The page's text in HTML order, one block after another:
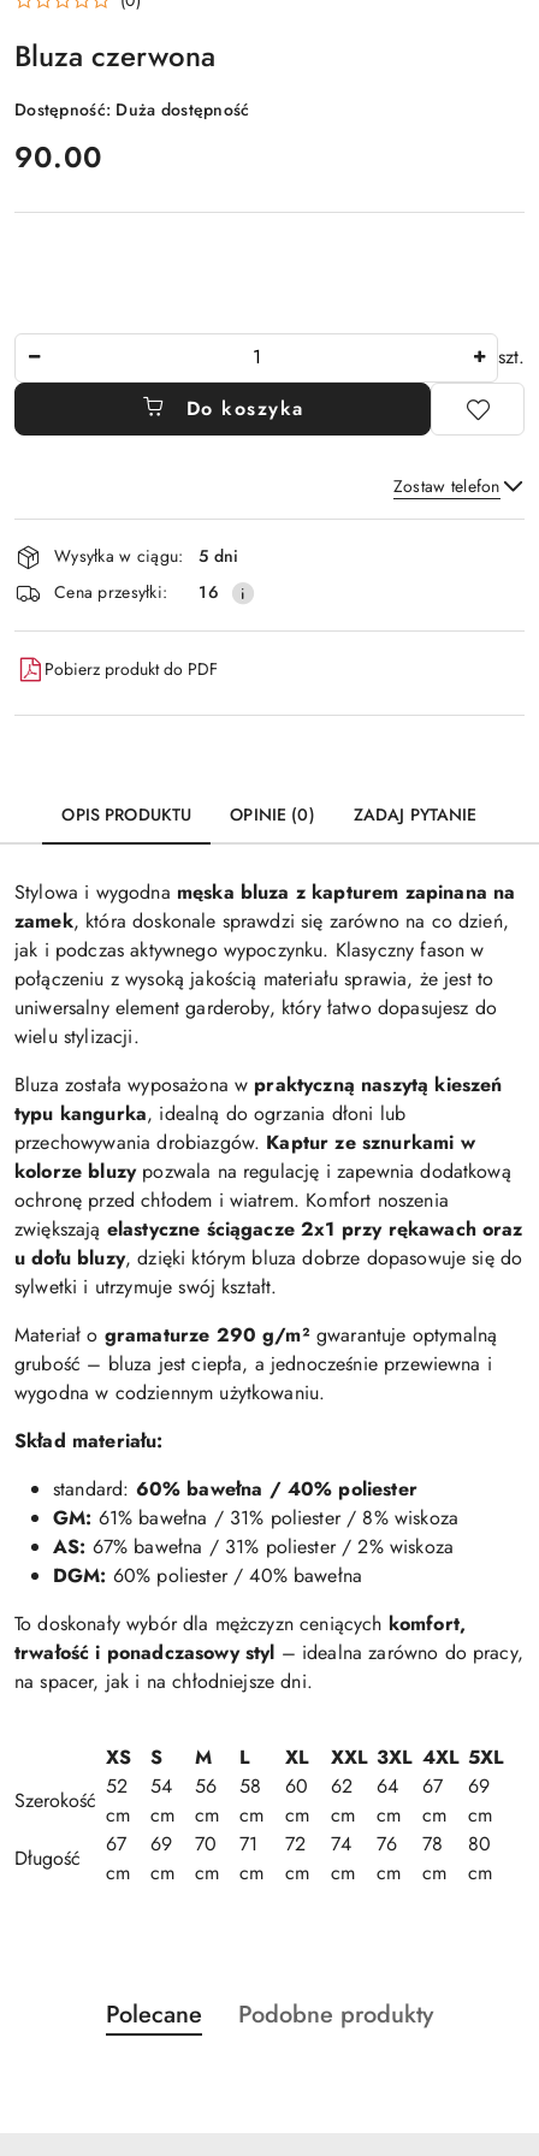
Bluza czerwona
Dostępność: Duża dostępność
cena:
90.00
szt.
Do koszyka
Zostaw telefon
Wyślij
Dostępność
i
dostawa
Wysyłka w ciągu:
5 dni
Cena przesyłki:
16
Pobierz produkt do PDF
OPIS PRODUKTU OPINIE (0) ZADAJ PYTANIE
Stylowa i wygodna męska bluza z kapturem zapinana na
zamek, która doskonale sprawdzi się zarówno na co dzień,
jak i podczas aktywnego wypoczynku. Klasyczny fason w
połączeniu z wysoką jakością materiału sprawia, że jest to
uniwersalny element garderoby, który łatwo dopasujesz do
wielu stylizacji.
Bluza została wyposażona w praktyczną naszytą kieszeń
typu kangurka, idealną do ogrzania dłoni lub
przechowywania drobiazgów. Kaptur ze sznurkami w
kolorze bluzypozwala na regulację i zapewnia dodatkową
ochronę przed chłodem i wiatrem. Komfort noszenia
zwiększają elastyczne ściągacze 2x1 przy rękawach oraz
u dołu bluzy, dzięki którym bluza dobrze dopasowuje się do
sylwetki i utrzymuje swój kształt.
Materiał o gramaturze 290 g/m² gwarantuje optymalną
grubość – bluza jest ciepła, a jednocześnie przewiewna i
wygodna w codziennym użytkowaniu.
Skład materiału:
standard: 60% bawełna / 40% poliester
GM: 61% bawełna / 31% poliester / 8% wiskoza
AS: 67% bawełna / 31% poliester / 2% wiskoza
DGM: 60% poliester / 40% bawełna
To doskonały wybór dla mężczyzn ceniących komfort,
trwałość i ponadczasowy styl – idealna zarówno do pracy,
na spacer, jak i na chłodniejsze dni.
XS S M L XL XXL 3XL 4XL 5XL
Szerokość
52
cm
54
cm
56
cm
58
cm
60
cm
62
cm
64
cm
67
cm
69
cm
Długość
67
cm
69
cm
70
cm
71
cm
72
cm
74
cm
76
cm
78
cm
80
cm
Pomiń karuzelę produktów
Produkty
o
Polecane
Produkty
Podobne produkty